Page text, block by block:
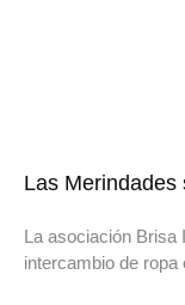
Las Merindades
La asociación Brisa
intercambio de ropa